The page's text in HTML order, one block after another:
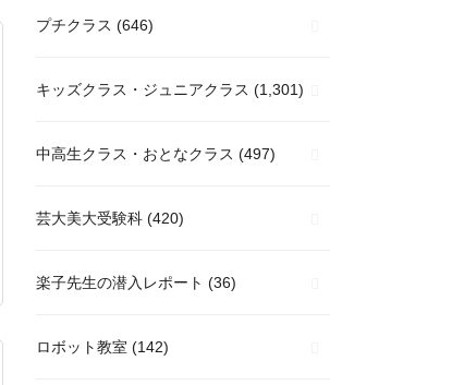
プチクラス (646)
キッズクラス・ジュニアクラス (1,301)
中高生クラス・おとなクラス (497)
芸大美大受験科 (420)
楽子先生の潜入レポート (36)
ロボット教室 (142)